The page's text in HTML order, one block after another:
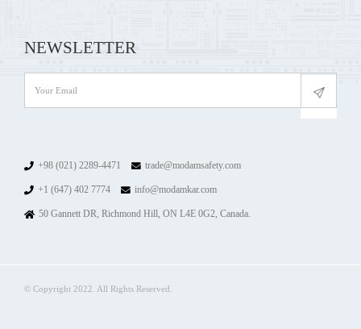
NEWSLETTER
+98 (021) 2289-4471 trade@modamsafety.com
+1 (647) 402 7774 info@modamkar.com
50 Gannett DR, Richmond Hill, ON L4E 0G2, Canada.
© Copyright 2022. All Rights Reserved.